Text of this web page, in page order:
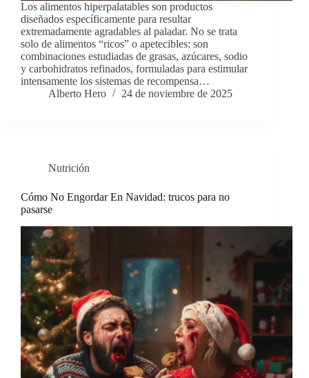
Los alimentos hiperpalatables son productos
diseñados específicamente para resultar
extremadamente agradables al paladar. No se trata
solo de alimentos “ricos” o apetecibles: son
combinaciones estudiadas de grasas, azúcares, sodio
y carbohidratos refinados, formuladas para estimular
intensamente los sistemas de recompensa…
Alberto Hero
24 de noviembre de 2025
Nutrición
Cómo No Engordar En Navidad: trucos para no
pasarse